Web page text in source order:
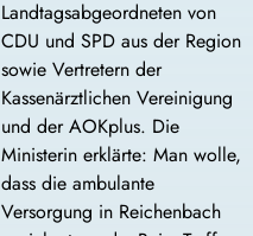
Landtagsabgeordneten von
CDU und SPD aus der Region
sowie Vertretern der
Kassenärztlichen Vereinigung
und der AOKplus. Die
Ministerin erklärte: Man wolle,
dass die ambulante
Versorgung in Reichenbach